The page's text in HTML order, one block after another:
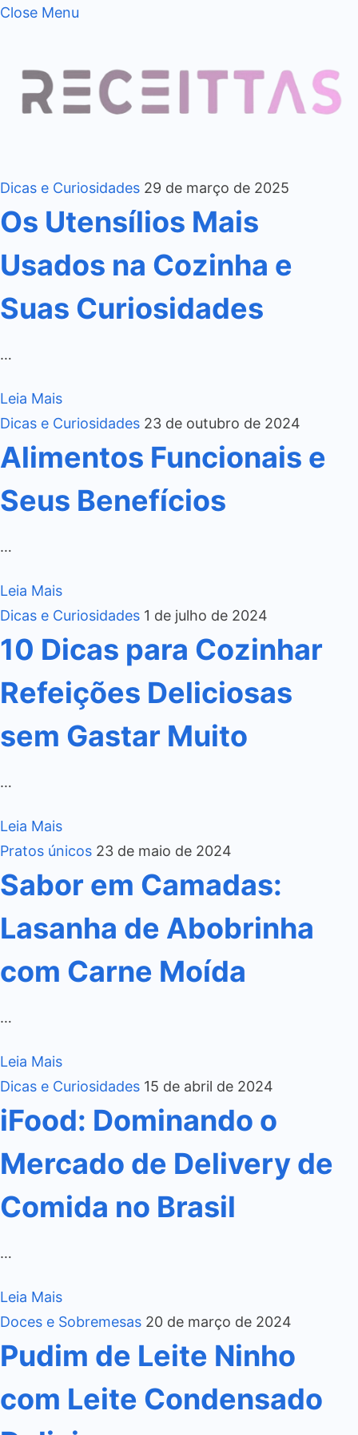
Close Menu
Dicas e Curiosidades 29 de março de 2025
Os Utensílios Mais
Usados na Cozinha e
Suas Curiosidades
…
Leia Mais
Dicas e Curiosidades 23 de outubro de 2024
Alimentos Funcionais e
Seus Benefícios
…
Leia Mais
Dicas e Curiosidades 1 de julho de 2024
10 Dicas para Cozinhar
Refeições Deliciosas
sem Gastar Muito
…
Leia Mais
Pratos únicos 23 de maio de 2024
Sabor em Camadas:
Lasanha de Abobrinha
com Carne Moída
…
Leia Mais
Dicas e Curiosidades 15 de abril de 2024
iFood: Dominando o
Mercado de Delivery de
Comida no Brasil
…
Leia Mais
Doces e Sobremesas 20 de março de 2024
Pudim de Leite Ninho
com Leite Condensado